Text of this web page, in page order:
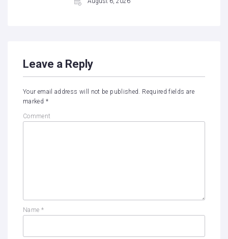
Leave a Reply
Your email address will not be published. Required fields are
marked *
Comment
Name *